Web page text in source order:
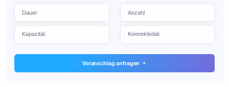
Voranschlag anfragen